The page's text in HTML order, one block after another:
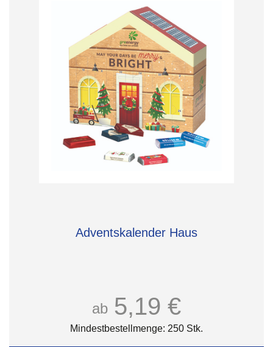
Adventskalender Haus
ab 5,19 €
Mindestbestellmenge: 250 Stk.